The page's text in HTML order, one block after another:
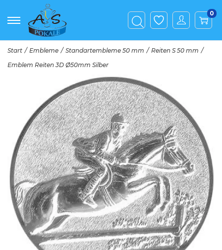
0
Start / Embleme / Standartembleme 50 mm / Reiten S 50 mm /
Emblem Reiten 3D Ø50mm Silber